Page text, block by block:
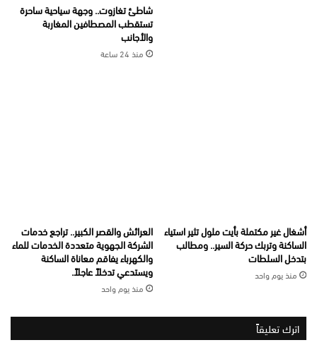
شاطئ تغازوت.. وجهة سياحية ساحرة
تستقطب المصطافين المغاربة
والأجانب
منذ 24 ساعة
أشغال غير مكتملة بأيت ملول تثير استياء
الساكنة وتربك حركة السير.. ومطالب
بتدخل السلطات
منذ يوم واحد
العرائش والقصر الكبير.. تراجع خدمات
الشركة الجهوية متعددة الخدمات للماء
والكهرباء يفاقم معاناة الساكنة
ويستدعي تدخلاً عاجلاً.
منذ يوم واحد
اترك تعليقاً